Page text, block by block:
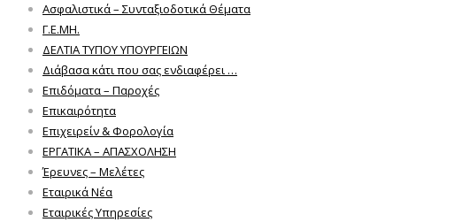
Ασφαλιστικά – Συνταξιοδοτικά Θέματα
Γ.Ε.ΜΗ.
ΔΕΛΤΙΑ ΤΥΠΟΥ ΥΠΟΥΡΓΕΙΩΝ
Διάβασα κάτι που σας ενδιαφέρει …
Επιδόματα – Παροχές
Επικαιρότητα
Επιχειρείν & Φορολογία
ΕΡΓΑΤΙΚΑ – ΑΠΑΣΧΟΛΗΣΗ
Έρευνες – Μελέτες
Εταιρικά Νέα
Εταιρικές Υπηρεσίες